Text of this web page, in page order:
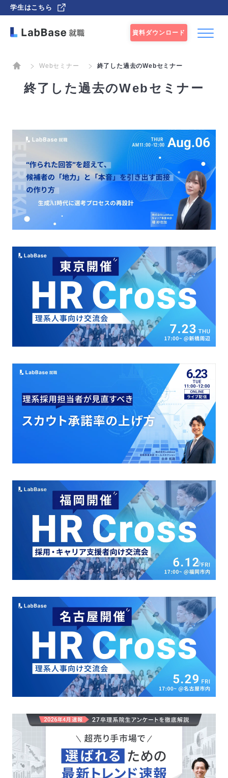
学生はこちら
資料ダウンロード
Webセミナー 終了した過去のWebセミナー
終了した過去のWebセミナー